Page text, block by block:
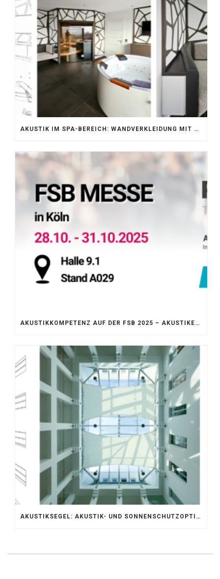
AKUSTIK IM SPA-BEREICH: WANDVERKLEIDUNG MIT SILENTPROTECT CORE
AKUSTIKKOMPETENZ AUF DER FSB 2025 – AKUSTIKELEMENTE FÜR DIE LEBENSRÄUME VON MORGEN
AKUSTIKSEGEL: AKUSTIK- UND SONNENSCHUTZOPTIMIERUNG IM ATRIUM DER UNIVERSITÄT BONN